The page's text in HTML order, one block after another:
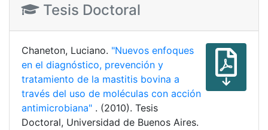
Tesis Doctoral
Chaneton, Luciano. "Nuevos enfoques
en el diagnóstico, prevención y
tratamiento de la mastitis bovina a
través del uso de moléculas con acción
antimicrobiana" . (2010). Tesis
Doctoral, Universidad de Buenos Aires.